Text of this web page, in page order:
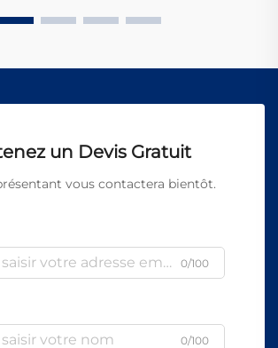
un Devis Gratuit
vous contactera bientôt.
0/100
0/100